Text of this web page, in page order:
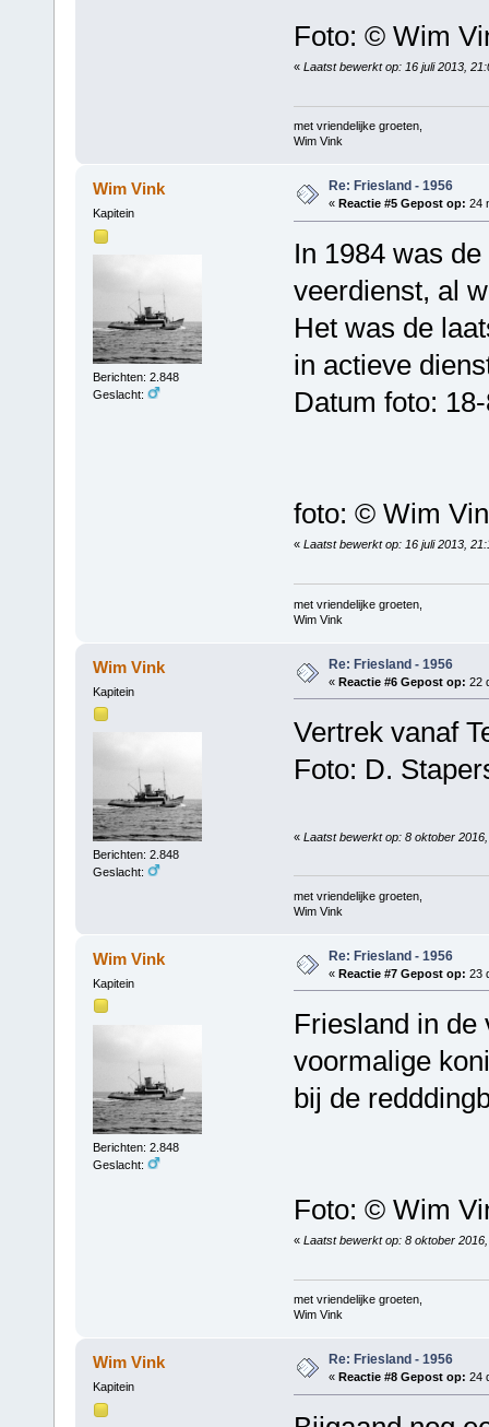
Foto: © Wim
« Laatst bewerkt op: 16 juli 2013,
met vriendelijke groeten,
Wim Vink
Wim Vink
Kapitein
Berichten: 2.848
Geslacht:
Re: Friesland - 1956
« Reactie #5 Gepost op: 24
In 1984 was
veerdienst, al
Het was de
in actieve
Datum foto:
foto: © Wim
« Laatst bewerkt op: 16 juli 2013,
met vriendelijke groeten,
Wim Vink
Wim Vink
Kapitein
Berichten: 2.848
Geslacht:
Re: Friesland - 1956
« Reactie #6 Gepost op: 22
Vertrek vanaf
Foto: D.
« Laatst bewerkt op: 8 oktober
met vriendelijke groeten,
Wim Vink
Wim Vink
Kapitein
Berichten: 2.848
Geslacht:
Re: Friesland - 1956
« Reactie #7 Gepost op: 23
Friesland in de
voormalige
bij de
Foto: © Wim
« Laatst bewerkt op: 8 oktober
met vriendelijke groeten,
Wim Vink
Wim Vink
Kapitein
Re: Friesland - 1956
« Reactie #8 Gepost op: 24